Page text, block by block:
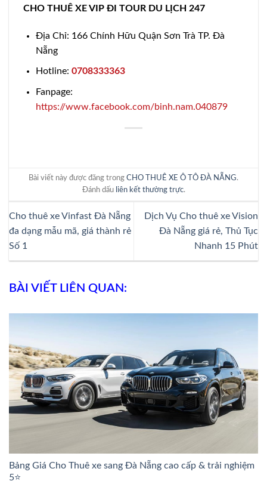
CHO THUÊ XE VIP ĐI TOUR DU LỊCH 247
Địa Chỉ: 166 Chính Hữu Quận Sơn Trà TP. Đà
Nẵng
Hotline: 0708333363
Fanpage:
https://www.facebook.com/binh.nam.040879
Bài viết này được đăng trong CHO THUÊ XE Ô TÔ ĐÀ NẴNG.
Đánh dấu liên kết thường trực.
Cho thuê xe Vinfast Đà Nẵng
đa dạng mẫu mã, giá thành rẻ
Số 1
Dịch Vụ Cho thuê xe Vision
Đà Nẵng giá rẻ, Thủ Tục
Nhanh 15 Phút
BÀI VIẾT LIÊN QUAN:
Bảng Giá Cho Thuê xe sang Đà Nẵng cao cấp & trải nghiệm
5⭐